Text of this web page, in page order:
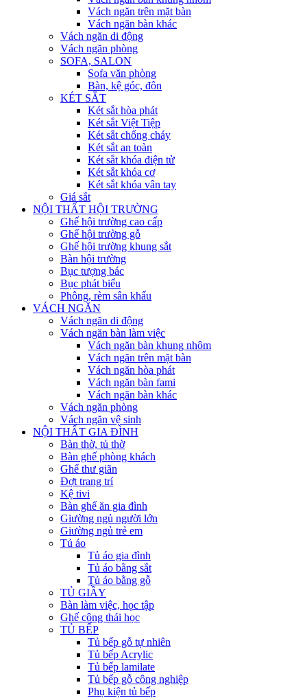
Vách ngăn trên mặt bàn
Vách ngăn bàn khác
Vách ngăn di động
Vách ngăn phòng
SOFA, SALON
Sofa văn phòng
Bàn, kệ góc, đôn
KÉT SẮT
Két sắt hòa phát
Két sắt Việt Tiệp
Két sắt chống cháy
Két sắt an toàn
Két sắt khóa điện tử
Két sắt khóa cơ
Két sắt khóa vân tay
Giá sắt
NỘI THẤT HỘI TRƯỜNG
Ghế hội trường cao cấp
Ghế hội trường gỗ
Ghế hội trường khung sắt
Bàn hội trường
Bục tượng bác
Bục phát biểu
Phông, rèm sân khấu
VÁCH NGĂN
Vách ngăn di động
Vách ngăn bàn làm việc
Vách ngăn bàn khung nhôm
Vách ngăn trên mặt bàn
Vách ngăn hòa phát
Vách ngăn bàn fami
Vách ngăn bàn khác
Vách ngăn phòng
Vách ngăn vệ sinh
NỘI THẤT GIA ĐÌNH
Bàn thờ, tủ thờ
Bàn ghế phòng khách
Ghế thư giãn
Đợt trang trí
Kệ tivi
Bàn ghế ăn gia đình
Giường ngủ người lớn
Giường ngủ trẻ em
Tủ áo
Tủ áo gia đình
Tủ áo bằng sắt
Tủ áo bằng gỗ
TỦ GIẦY
Bàn làm việc, học tập
Ghế công thái học
TỦ BẾP
Tủ bếp gỗ tự nhiên
Tủ bếp Acrylic
Tủ bếp lamilate
Tủ bếp gỗ công nghiệp
Phụ kiện tủ bếp